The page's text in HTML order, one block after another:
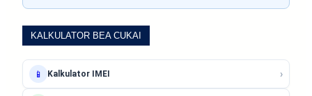
KALKULATOR BEA CUKAI
📱 Kalkulator IMEI ›